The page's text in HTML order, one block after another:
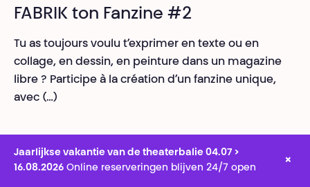
FABRIK ton Fanzine #2
Tu as toujours voulu t’exprimer en texte ou en
collage, en dessin, en peinture dans un magazine
libre ? Participe à la création d’un fanzine unique,
avec (…)
Jaarlijkse vakantie van de theaterbalie 04.07 >
16.08.2026 Online reserveringen blijven 24/7 open
×